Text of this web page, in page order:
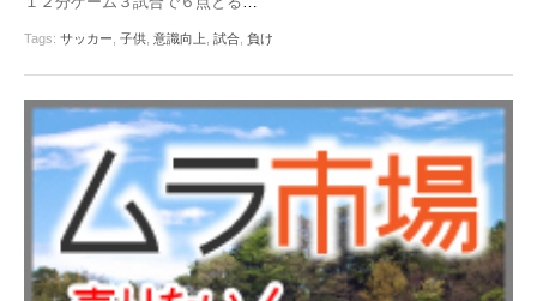
Tags: サッカー 子供 意識向上 試合 負け